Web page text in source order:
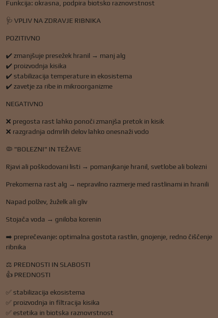
Funkcija: okrasna, podpira biotsko raznovrstnost
🩺 VPLIV NA ZDRAVJE RIBNIKA
POZITIVNO
✔️ zmanjšuje presežek hranil → manj alg
✔️ proizvodnja kisika
✔️ stabilizacija temperature in ekosistema
✔️ zavetje za ribe in mikroorganizme
NEGATIVNO
❌ pregosta rast lahko ponoči zmanjša pretok in kisik
❌ razgradnja odmrlih delov lahko onesnaži vodo
🦠 "BOLEZNI" IN TEŽAVE
Rjavi ali poškodovani listi → pomanjkanje hranil, svetlobe ali bolezni
Prekomerna rast alg → nepravilno razmerje med rastlinami in hranili
Napad polžev, žuželk ali gliv
Stojača voda → gniloba korenin
➡️ preprečevanje: optimalna gostota rastlin, gnojenje, redno čiščenje
ribnika
⚖️ PREDNOSTI IN SLABOSTI
👍 PREDNOSTI
✅ stabilizacija ekosistema
✅ proizvodnja in filtracija kisika
✅ estetika in biotska raznovrstnost